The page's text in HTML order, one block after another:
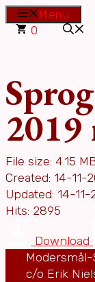
Hop
Menu
0
2019
File size: 4.15
Created: 14-11-
Updated: 14-11-
Hits: 2895
Download
c/o Erik